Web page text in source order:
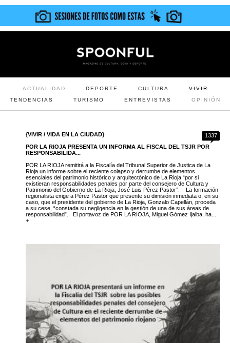
ACTUALIDAD DEPORTE CULTURA
VIVIR
TENDENCIAS
TURISMO ENTREVISTAS OPINIÓN
1337
{VIVIR / VIDA EN LA CIUDAD}
POR LA RIOJA PRESENTA UN INFORMA AL FISCAL DEL TSJR POR
RESPONSABILIDA...
POR LA RIOJA remitirá a la Fiscalía del Tribunal Superior de Justica de La
Rioja un informe sobre el reciente colapso y derrumbe de elementos
esenciales del patrimonio histórico y arquitectónico de La Rioja “por si
existieran responsabilidades penales por parte del consejero de Cultura y
Patrimonio del Gobierno de La Rioja, José Luis Pérez Pastor”. La formación
regionalista exige a Pérez Pastor que presente su dimisión inmediata o, en su
caso, que el presidente del gobierno de La Rioja, Gonzalo Capellán, proceda
a su cese, “constada su negligencia en la gestión de una de sus áreas de
responsabilidad”. El portavoz de POR LA RIOJA, Miguel Gómez Ijalba, ha...
+